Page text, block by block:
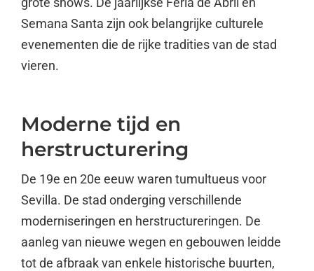
Semana Santa zijn ook belangrijke culturele
evenementen die de rijke tradities van de stad
vieren.
Moderne tijd en
herstructurering
De 19e en 20e eeuw waren tumultueus voor
Sevilla. De stad onderging verschillende
moderniseringen en herstructureringen. De
aanleg van nieuwe wegen en gebouwen leidde
tot de afbraak van enkele historische buurten,